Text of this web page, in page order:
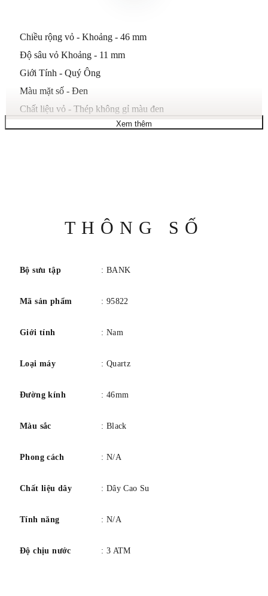
Chiều rộng vỏ - Khoảng - 46 mm
Độ sâu vỏ Khoảng - 11 mm
Giới Tính - Quý Ông
Màu mặt số - Đen
Chất liệu vỏ - Thép không gỉ màu đen
Loại dây đeo - Cao su siliconeXem thêm
THÔNG SỐ
Bộ sưu tập : BANK
Mã sản phẩm : 95822
Giới tính : Nam
Loại máy : Quartz
Đường kính : 46mm
Màu sắc : Black
Phong cách : N/A
Chất liệu dây : Dây Cao Su
Tính năng : N/A
Độ chịu nước : 3 ATM